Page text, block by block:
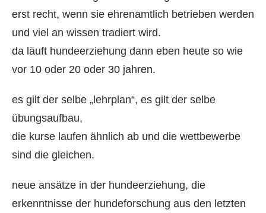
erst recht, wenn sie ehrenamtlich betrieben werden
und viel an wissen tradiert wird.
da läuft hundeerziehung dann eben heute so wie
vor 10 oder 20 oder 30 jahren.
es gilt der selbe „lehrplan“, es gilt der selbe
übungsaufbau,
die kurse laufen ähnlich ab und die wettbewerbe
sind die gleichen.
neue ansätze in der hundeerziehung, die
erkenntnisse der hundeforschung aus den letzten